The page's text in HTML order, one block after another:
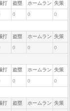
打 盗塁 ホームラン 失策
0 0 0
打 盗塁 ホームラン 失策
0 0 0
打 盗塁 ホームラン 失策
0 0 0
打 盗塁 ホームラン 失策